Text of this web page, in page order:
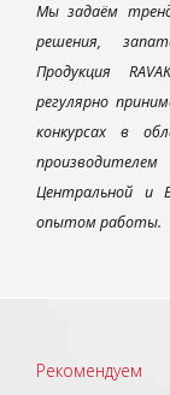
Мы задаём
решения,
Продукция
регулярно
конкурсах в
Центральной и
опытом работы.
Рекомендуем